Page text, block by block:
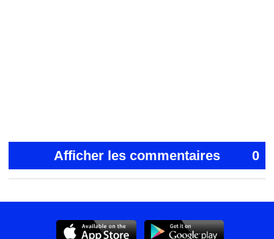
Afficher les commentaires 0